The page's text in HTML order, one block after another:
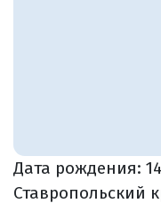
Дата рождения:
Ставропольский